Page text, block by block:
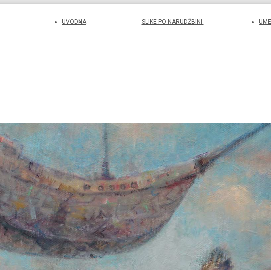
UVODNA SLIKE PO NARUDŽBINI